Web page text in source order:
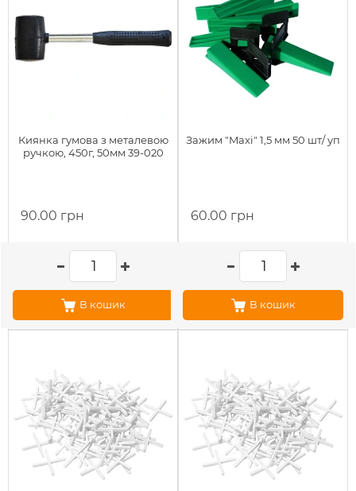
Киянка гумова з металевою
ручкою, 450г, 50мм 39-020
90.00 грн
В кошик
Зажим "Maxi" 1,5 мм 50 шт/ уп
60.00 грн
В кошик